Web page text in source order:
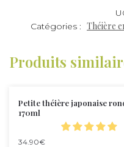
Catégories : Théière
Produits
Petite théière japonaise
170ml
34.90€